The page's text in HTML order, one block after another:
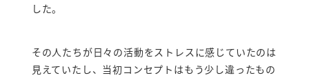
した。
その人たちが日々の活動をストレスに感じていたのは
見えていたし、当初コンセプトはもう少し違ったもの